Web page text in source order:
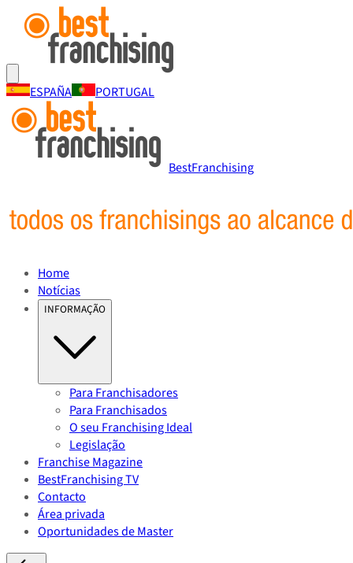
ESPAÑA PORTUGAL
BestFranchising
Home
Notícias
INFORMAÇÃO
Para Franchisadores
Para Franchisados
O seu Franchising Ideal
Legislação
Franchise Magazine
BestFranchising TV
Contacto
Área privada
Oportunidades de Master